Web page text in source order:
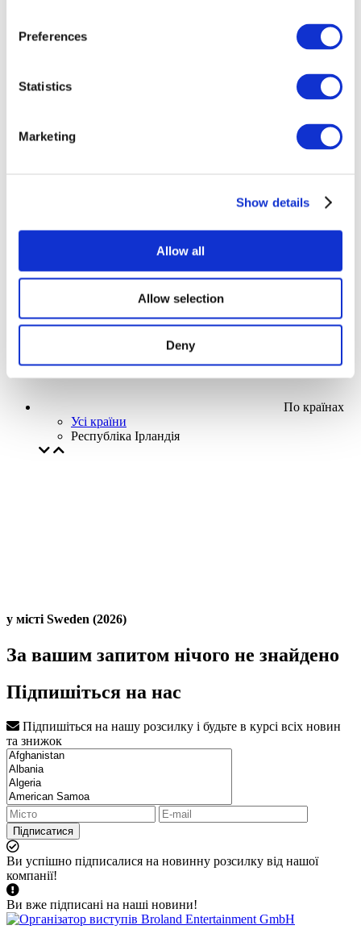
Preferences
Statistics
Marketing
Show details
Allow all
Allow selection
Deny
Заходи
Наша спецпропозиція
Без піджанру
По країнах
Усі країни
Республіка Ірландія
у місті Sweden (2026)
За вашим запитом нічого не знайдено
Підпишіться на нас
Підпишіться на нашу розсилку і будьте в курсі всіх новин
та знижок
Підписатися
Ви успішно підписалися на новинну розсилку від нашої
компанії!
Ви вже підписані на наші новини!